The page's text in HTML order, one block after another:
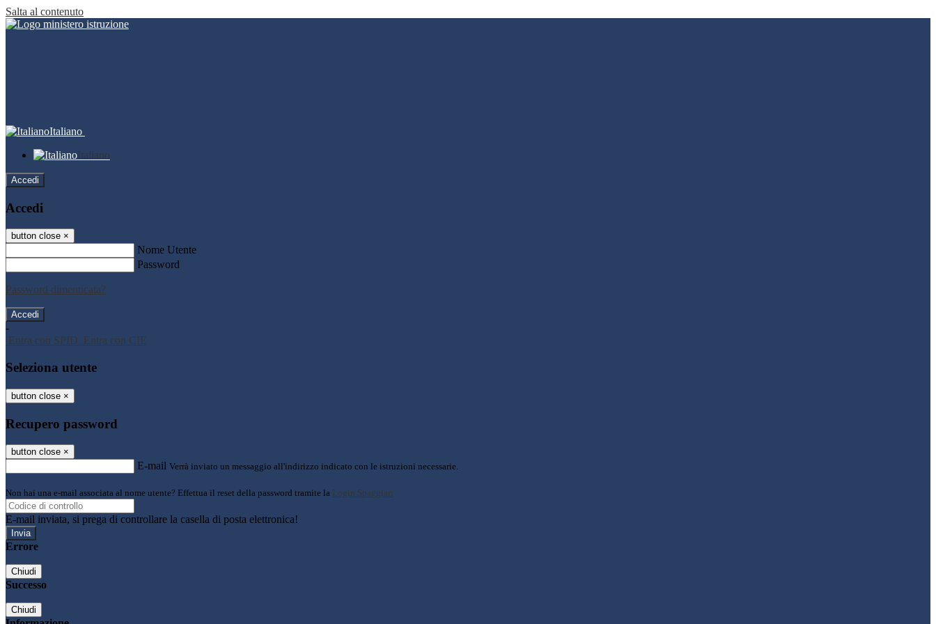
Salta al contenuto
Italiano
Italiano
Accedi
Accedi
button close ×
Nome Utente
Password
Password dimenticata?
-
Entra con SPID Entra con CIE
Seleziona utente
button close ×
Recupero password
button close ×
E-mail Verrà inviato un messaggio all'indirizzo indicato con le istruzioni necessarie.
Non hai una e-mail associata al nome utente? Effettua il reset della password tramite la Login Spaggiari
E-mail inviata, si prega di controllare la casella di posta elettronica!
Errore
Chiudi
Successo
Chiudi